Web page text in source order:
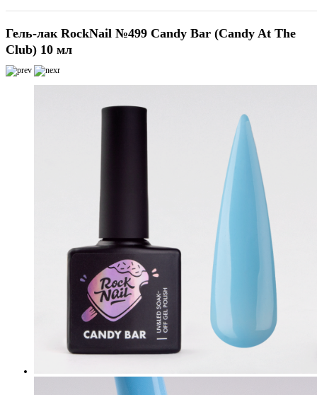
Гель-лак RockNail №499 Candy Bar (Candy At The
Club) 10 мл